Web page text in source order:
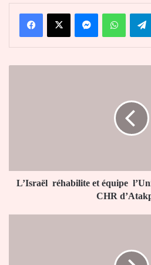
FacebookX Messenger
du
CHR
L’Israël réhabilite et équipe
CHR